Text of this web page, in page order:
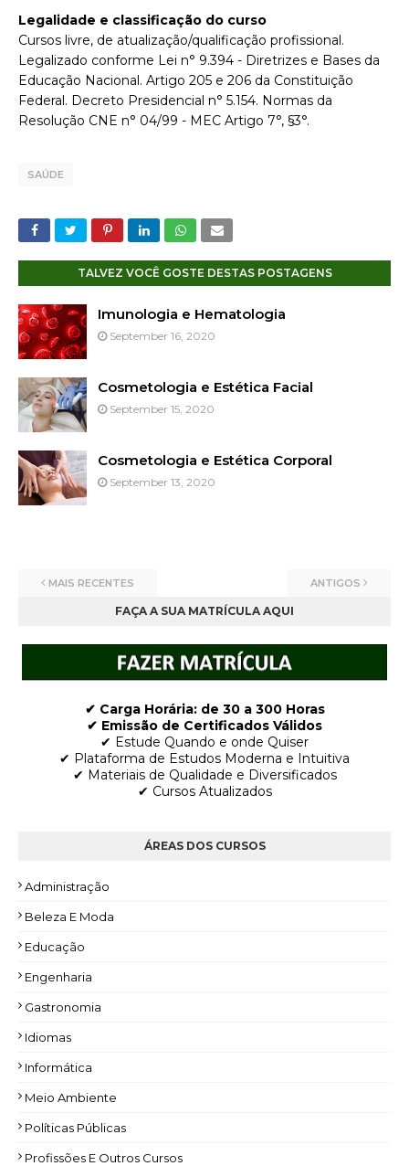
Legalidade e classificação do curso
Cursos livre, de atualização/qualificação profissional.
Legalizado conforme Lei n° 9.394 - Diretrizes e Bases da
Educação Nacional. Artigo 205 e 206 da Constituição
Federal. Decreto Presidencial n° 5.154. Normas da
Resolução CNE n° 04/99 - MEC Artigo 7°, §3°.
SAÚDE
TALVEZ VOCÊ GOSTE DESTAS POSTAGENS
Imunologia e Hematologia
September 16, 2020
Cosmetologia e Estética Facial
September 15, 2020
Cosmetologia e Estética Corporal
September 13, 2020
MAIS RECENTES ANTIGOS
FAÇA A SUA MATRÍCULA AQUI
✔ Carga Horária: de 30 a 300 Horas
✔ Emissão de Certificados Válidos
✔ Estude Quando e onde Quiser
✔ Plataforma de Estudos Moderna e Intuitiva
✔ Materiais de Qualidade e Diversificados
✔ Cursos Atualizados
ÁREAS DOS CURSOS
Administração
Beleza E Moda
Educação
Engenharia
Gastronomia
Idiomas
Informática
Meio Ambiente
Políticas Públicas
Profissões E Outros Cursos